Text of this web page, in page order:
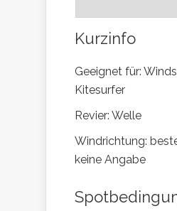
Kurzinfo
Geeignet für:
Kitesurfer
Revier: Welle
Windrichtung:
keine Angabe